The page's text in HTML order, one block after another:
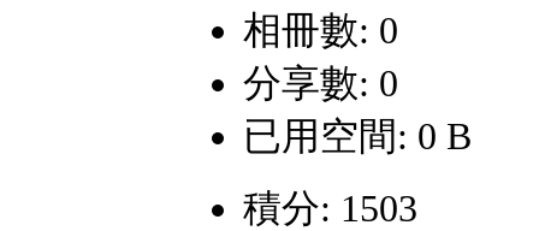
相冊數: 0
分享數: 0
已用空間: 0 B
積分: 1503